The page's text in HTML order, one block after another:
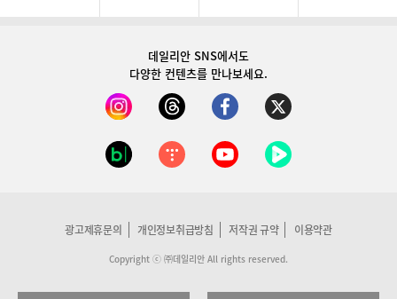
데일리안 SNS에서도
다양한 컨텐츠를 만나보세요.
광고제휴문의 개인정보취급방침 저작권 규약 이용약관
Copyright ⓒ ㈜데일리안 All rights reserved.